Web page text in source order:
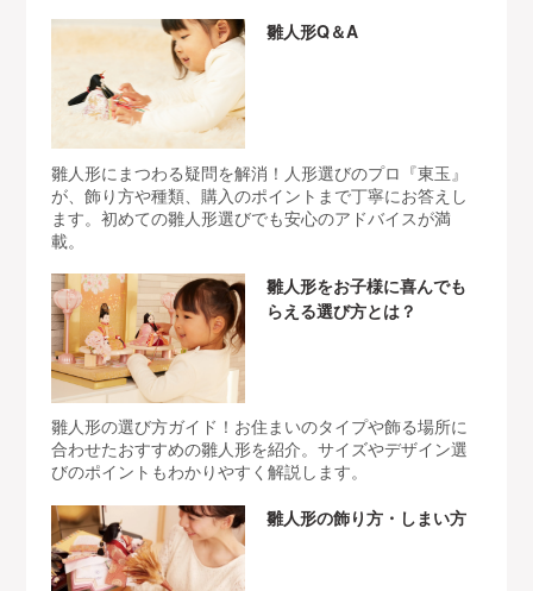
雛人形Q＆A
雛人形にまつわる疑問を解消！人形選びのプロ『東玉』
が、飾り方や種類、購入のポイントまで丁寧にお答えし
ます。初めての雛人形選びでも安心のアドバイスが満
載。
雛人形をお子様に喜んでも
らえる選び方とは？
雛人形の選び方ガイド！お住まいのタイプや飾る場所に
合わせたおすすめの雛人形を紹介。サイズやデザイン選
びのポイントもわかりやすく解説します。
雛人形の飾り方・しまい方